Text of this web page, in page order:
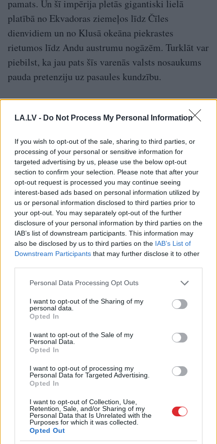
LA.LV - Do Not Process My Personal Information
If you wish to opt-out of the sale, sharing to third parties, or
processing of your personal or sensitive information for
targeted advertising by us, please use the below opt-out
section to confirm your selection. Please note that after your
opt-out request is processed you may continue seeing
interest-based ads based on personal information utilized by
us or personal information disclosed to third parties prior to
your opt-out. You may separately opt-out of the further
disclosure of your personal information by third parties on the
IAB’s list of downstream participants. This information may
also be disclosed by us to third parties on the IAB’s List of
Downstream Participants that may further disclose it to other
Please note that this website/app uses one or more Google
not limited to your visit or usage behaviour. You may click to
grant or deny consent to Google and its third-party tags to
use your data for below specified purposes in below Google
consent section.
Personal Data Processing Opt Outs
I want to opt-out of the Sharing of my
personal data.
Opted In
I want to opt-out of the Sale of my
Personal Data.
Opted In
I want to opt-out of processing my
Personal Data for Targeted Advertising.
Opted In
I want to opt-out of Collection, Use,
Retention, Sale, and/or Sharing of my
Personal Data that Is Unrelated with the
Purposes for which it was collected.
Opted Out
pamats. Un šī impērija pletās gigantiski lielā
platībā no Ekvadoras ziemeļos līdz Čīles
dienvidiem un no Klusā okeāna piekrastes
rietumos līdz Andu austrumu nogāzēm. Turklāt var
piebilst, ka jau pats šīs varenās valsts nosaukums
pauda pretenziju uz pasaules kundzību.
savstarpēji savienotas pasaules puses”. Atbilstoši
pasaules pusēm arī bija noteikts administratīvais
dalījums: ziemeļos atradās province Činčasuiju,
dienvidos – Koljasuiju, rietumos – Kontisuiju,
austrumos – Antisuiju.
Paši iznīcinājuši savu rakstību
Foto: SHUTTERSTOCK
Slavenāko imperatoru valdīšanas laikā – Tupaks